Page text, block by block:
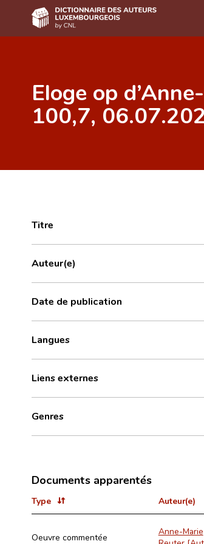
Auteur(e)s A-Z
Recherche avancée
Eloge op
100,7,
Titre
Auteur(e)
Date de publication
Langues
Liens externes
Genres
Documents apparentés
Type Auteur(e)
Oeuvre commentée
Anne-Marie